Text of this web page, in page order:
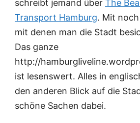
schreibt jemand über The
Transport Hamburg. Mit
mit denen man die Stadt
Das ganze
http://
ist lesenswert. Alles in
den anderen Blick auf die
schöne Sachen dabei.